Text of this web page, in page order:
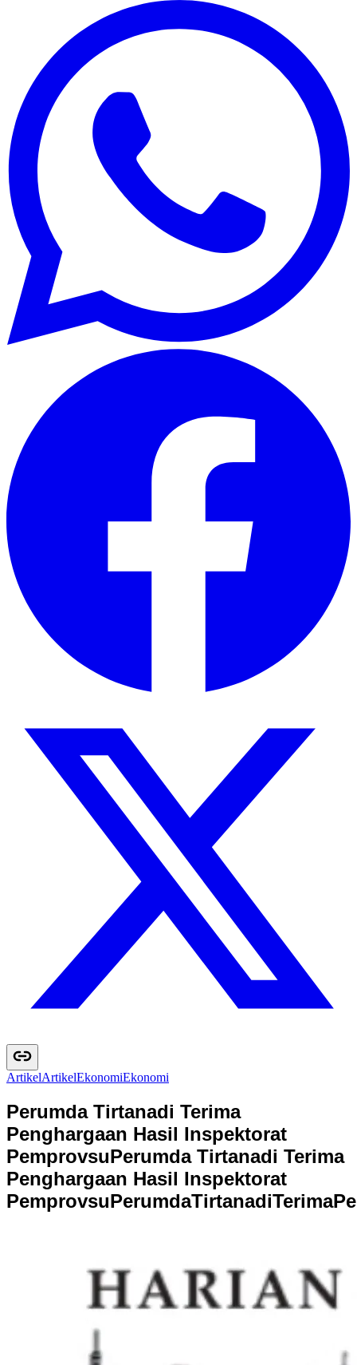
ArtikelArtikelEkonomiEkonomi
Perumda Tirtanadi Terima
Penghargaan Hasil Inspektorat
PemprovsuPerumda Tirtanadi Terima
Penghargaan Hasil Inspektorat
PemprovsuPerumdaTirtanadiTerimaPe